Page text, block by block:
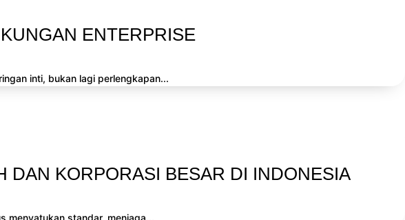
ENTERPRISE
inti, bukan lagi perlengkapan...
DAN KORPORASI BESAR DI INDONESIA